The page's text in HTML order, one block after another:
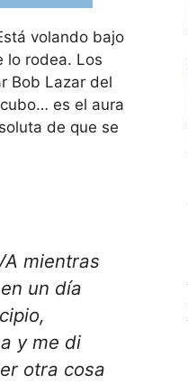
volando bajo
lo rodea. Los
Bob Lazar del
es el aura
de que se
mientras
un día
y me di
otra cosa